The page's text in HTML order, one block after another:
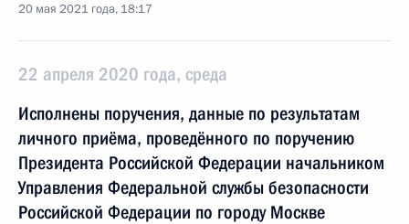
20 мая 2021 года, 18:17
22 апреля 2020 года, среда
Исполнены поручения, данные по результатам
личного приёма, проведённого по поручению
Президента Российской Федерации начальником
Управления Федеральной службы безопасности
Российской Федерации по городу Москве